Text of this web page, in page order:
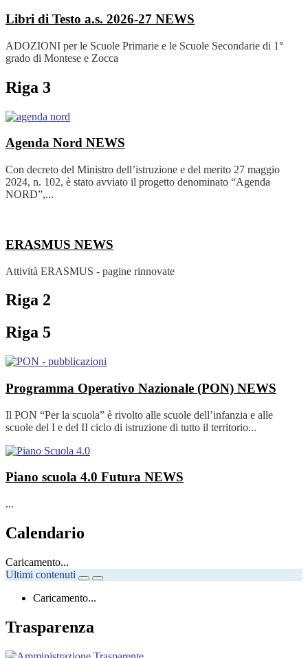
Libri di Testo a.s. 2026-27 NEWS
ADOZIONI per le Scuole Primarie e le Scuole Secondarie di 1°
grado di Montese e Zocca
Riga 3
Agenda Nord NEWS
Con decreto del Ministro dell’istruzione e del merito 27 maggio
2024, n. 102, è stato avviato il progetto denominato “Agenda
NORD”,...
ERASMUS NEWS
Attività ERASMUS - pagine rinnovate
Riga 2
Riga 5
Programma Operativo Nazionale (PON) NEWS
Il PON “Per la scuola” è rivolto alle scuole dell’infanzia e alle
scuole del I e del II ciclo di istruzione di tutto il territorio...
Piano scuola 4.0 Futura NEWS
...
Calendario
Caricamento...
Ultimi contenuti
Caricamento...
Trasparenza